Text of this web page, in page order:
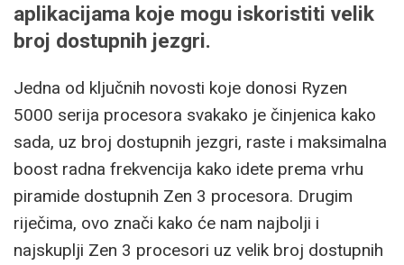
aplikacijama koje mogu iskoristiti velik
broj dostupnih jezgri.
Jedna od ključnih novosti koje donosi Ryzen
5000 serija procesora svakako je činjenica kako
sada, uz broj dostupnih jezgri, raste i maksimalna
boost radna frekvencija kako idete prema vrhu
piramide dostupnih Zen 3 procesora. Drugim
riječima, ovo znači kako će nam najbolji i
najskuplji Zen 3 procesori uz velik broj dostupnih